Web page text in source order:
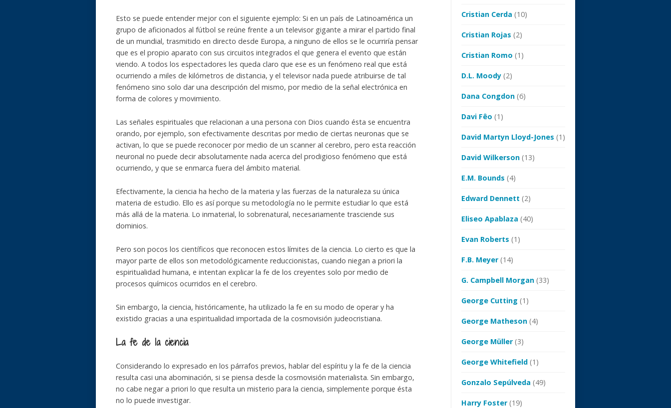
Esto se puede entender mejor con el siguiente ejemplo: Si en un país de Latinoamérica un
grupo de aficionados al fútbol se reúne frente a un televisor gigante a mirar el partido final
de un mundial, trasmitido en directo desde Europa, a ninguno de ellos se le ocurriría pensar
que es el propio aparato con sus circuitos integrados el que genera el evento que están
viendo. A todos los espectadores les queda claro que ese es un fenómeno real que está
ocurriendo a miles de kilómetros de distancia, y el televisor nada puede atribuirse de tal
fenómeno sino solo dar una descripción del mismo, por medio de la señal electrónica en
forma de colores y movimiento.
Las señales espirituales que relacionan a una persona con Dios cuando ésta se encuentra
orando, por ejemplo, son efectivamente descritas por medio de ciertas neuronas que se
activan, lo que se puede reconocer por medio de un scanner al cerebro, pero esta reacción
neuronal no puede decir absolutamente nada acerca del prodigioso fenómeno que está
ocurriendo, y que se enmarca fuera del ámbito material.
Efectivamente, la ciencia ha hecho de la materia y las fuerzas de la naturaleza su única
materia de estudio. Ello es así porque su metodología no le permite estudiar lo que está
más allá de la materia. Lo inmaterial, lo sobrenatural, necesariamente trasciende sus
dominios.
Pero son pocos los científicos que reconocen estos límites de la ciencia. Lo cierto es que la
mayor parte de ellos son metodológicamente reduccionistas, cuando niegan a priori la
espiritualidad humana, e intentan explicar la fe de los creyentes solo por medio de
procesos químicos ocurridos en el cerebro.
Sin embargo, la ciencia, históricamente, ha utilizado la fe en su modo de operar y ha
existido gracias a una espiritualidad importada de la cosmovisión judeocristiana.
La fe de la ciencia
Considerando lo expresado en los párrafos previos, hablar del espíritu y la fe de la ciencia
resulta casi una abominación, si se piensa desde la cosmovisión materialista. Sin embargo,
no cabe negar a priori lo que resulta un misterio para la ciencia, simplemente porque ésta
no lo puede investigar.
Cristian Cerda (10)
Cristian Rojas (2)
Cristian Romo (1)
D.L. Moody (2)
Dana Congdon (6)
Davi Fêo (1)
David Martyn Lloyd-Jones (1)
David Wilkerson (13)
E.M. Bounds (4)
Edward Dennett (2)
Eliseo Apablaza (40)
Evan Roberts (1)
F.B. Meyer(14)
G. Campbell Morgan (33)
George Cutting (1)
George Matheson (4)
George Müller(3)
George Whitefield (1)
Gonzalo Sepúlveda (49)
Harry Foster(19)